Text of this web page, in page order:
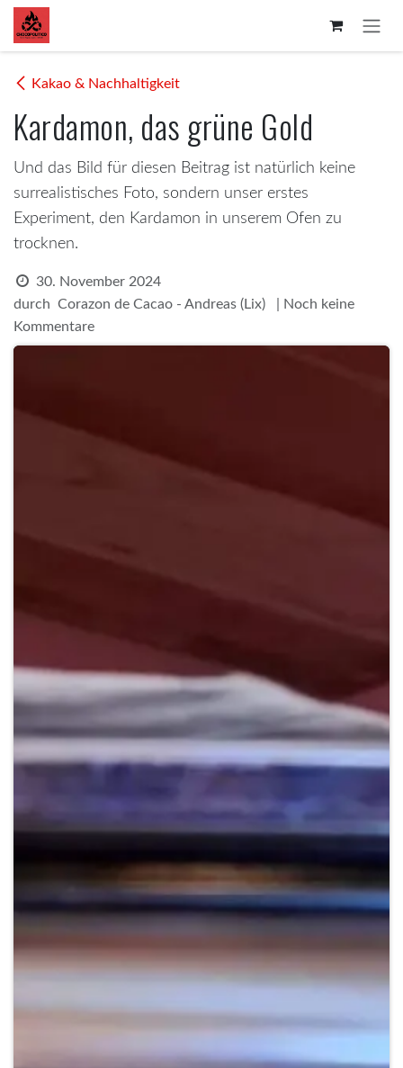
Zum Inhalt springen
Kakao & Nachhaltigkeit
Kardamon, das grüne Gold
Und das Bild für diesen Beitrag ist natürlich keine
surrealistisches Foto, sondern unser erstes
Experiment, den Kardamon in unserem Ofen zu
trocknen.
30. November 2024
durch Corazon de Cacao - Andreas (Lix)
| Noch keine
Kommentare